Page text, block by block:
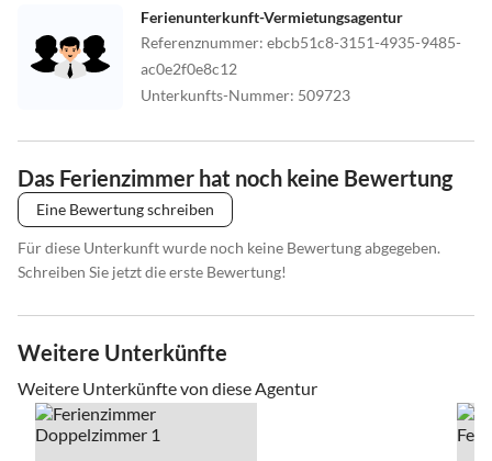
Ferienunterkunft-Vermietungsagentur
Referenznummer: ebcb51c8-3151-4935-9485-
ac0e2f0e8c12
Unterkunfts-Nummer: 509723
Das Ferienzimmer hat noch keine Bewertung
Eine Bewertung schreiben
Für diese Unterkunft wurde noch keine Bewertung abgegeben.
Schreiben Sie jetzt die erste Bewertung!
Weitere Unterkünfte
Weitere Unterkünfte von diese Agentur